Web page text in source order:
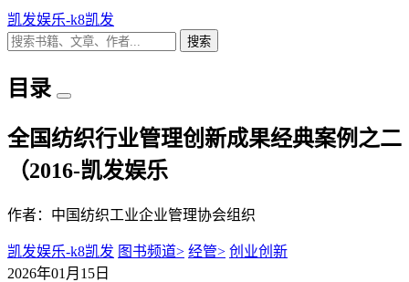
凯发娱乐-k8凯发
搜索
目录
全国纺织行业管理创新成果经典案例之二
（2016-凯发娱乐
作者：中国纺织工业企业管理协会组织
凯发娱乐-k8凯发 图书频道> 经管> 创业创新
2026年01月15日